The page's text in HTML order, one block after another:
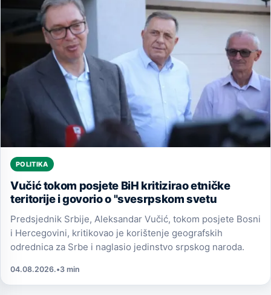
POLITIKA
Vučić tokom posjete BiH kritizirao etničke
teritorije i govorio o "svesrpskom svetu
Predsjednik Srbije, Aleksandar Vučić, tokom posjete Bosni
i Hercegovini, kritikovao je korištenje geografskih
odrednica za Srbe i naglasio jedinstvo srpskog naroda.
04.08.2026.•3 min